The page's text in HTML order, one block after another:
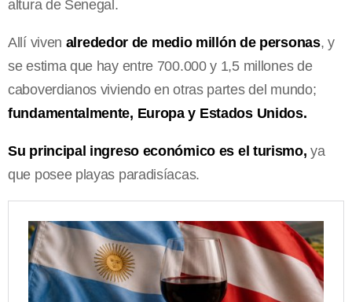
altura de Senegal.
Allí viven alrededor de medio millón de personas, y
se estima que hay entre 700.000 y 1,5 millones de
caboverdianos viviendo en otras partes del mundo;
fundamentalmente, Europa y Estados Unidos.
Su principal ingreso económico es el turismo, ya
que posee playas paradisíacas.